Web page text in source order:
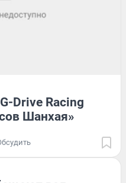
Drive Racing
Шанхая»